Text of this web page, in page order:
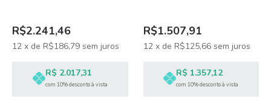
R$2.241,46
12 x de R$186,79 sem juros
R$ 2.017,31
com 10% desconto à vista
R$1.507,91
12 x de R$125,66 sem juros
R$ 1.357,12
com 10% desconto à vista